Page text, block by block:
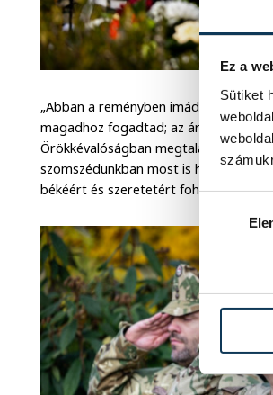
Ez a
Sütiket
„Abban a reményben imádkozunk
magadhoz fogadtad; az árvák és
Örökkévalóságban megtalálták a
szomszédunkban most is háború dúl,
békéért és szeretetért fohászkodott.